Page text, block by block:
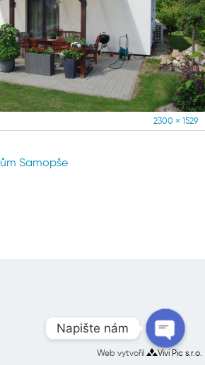
Full
2300 × 1529
Samopše
Web vytvořil
Vivi Pic s.r.o.
Napište nám
Open